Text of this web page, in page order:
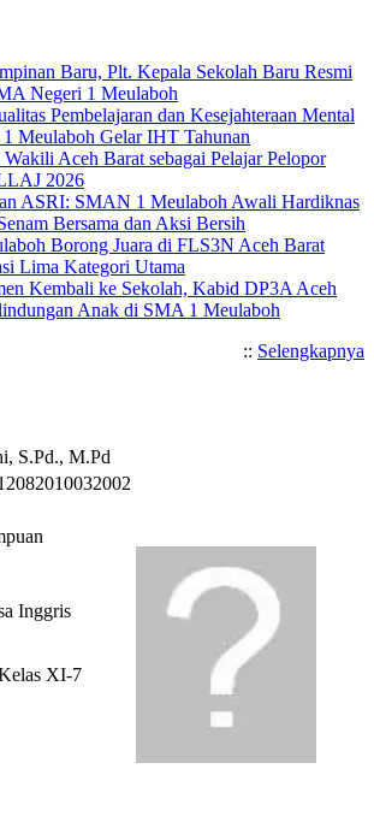
Baru, Plt. Kepala Sekolah Baru Resmi
Negeri 1 Meulaboh
Pembelajaran dan Kesejahteraan Mental
Meulaboh Gelar IHT Tahunan
Aceh Barat sebagai Pelajar Pelopor
2026
ASRI: SMAN 1 Meulaboh Awali Hardiknas
Bersama dan Aksi Bersih
Borong Juara di FLS3N Aceh Barat
Lima Kategori Utama
Kembali ke Sekolah, Kabid DP3A Aceh
Anak di SMA 1 Meulaboh
:: Selengkapnya
S.Pd., M.Pd
Inggris
XI-7